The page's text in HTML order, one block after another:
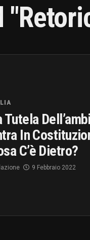
Tutela
In
C’è Dietro?
9 Febbraio 2022